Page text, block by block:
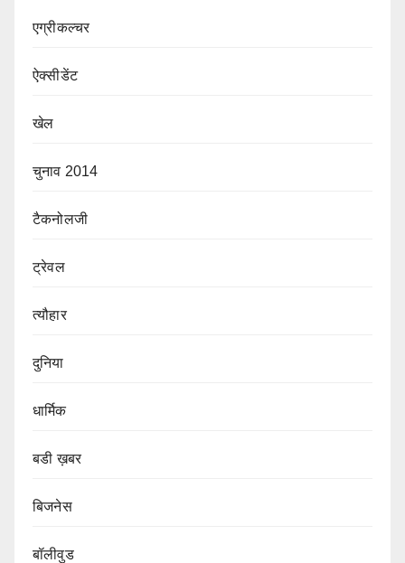
एग्रीकल्चर
ऐक्सीडेंट
खेल
चुनाव 2014
टैकनोलजी
ट्रेवल
त्यौहार
दुनिया
धार्मिक
बडी ख़बर
बिजनेस
बॉलीवुड